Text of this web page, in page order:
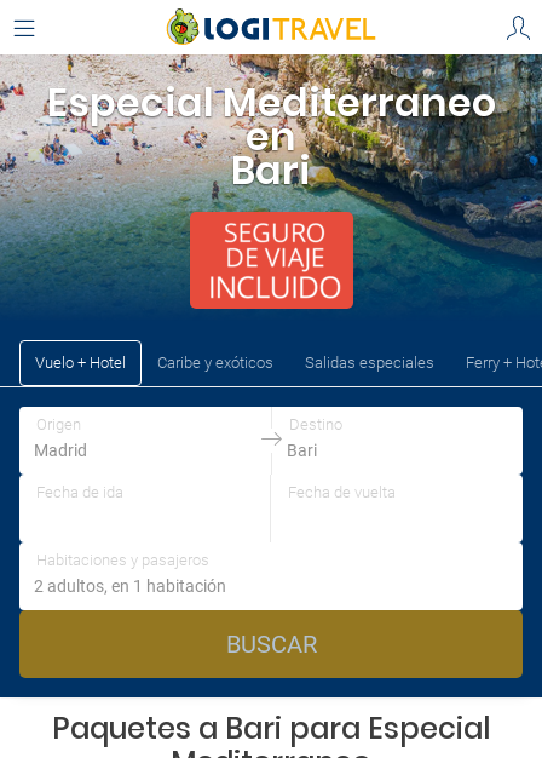
Especial Mediterraneo
en
Bari
Vuelo + Hotel Caribe y exóticos Salidas especiales Ferry +
Origen Destino
Fecha de ida Fecha de vuelta
Habitaciones y pasajeros
BUSCAR
Paquetes a Bari para Especial